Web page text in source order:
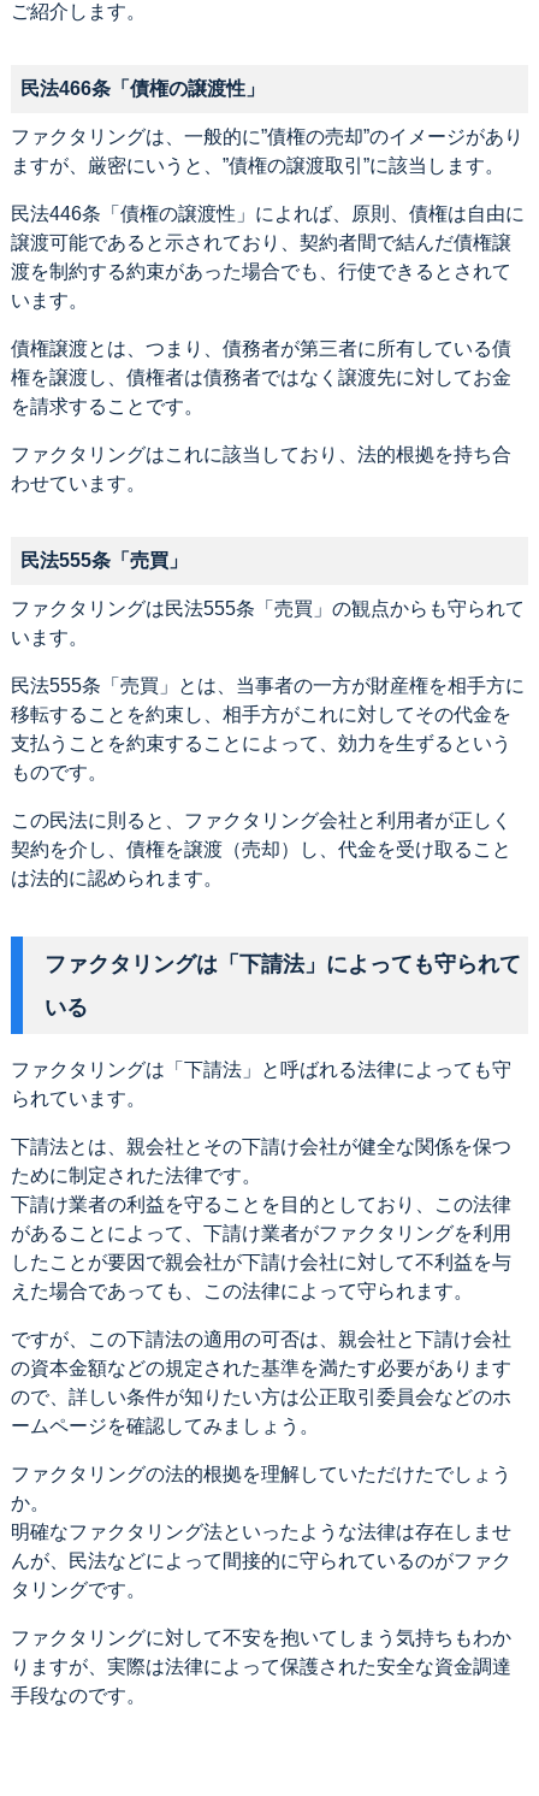
ご紹介します。
民法466条「債権の譲渡性」
ファクタリングは、一般的に”債権の売却”のイメージがあり
ますが、厳密にいうと、”債権の譲渡取引”に該当します。
民法446条「債権の譲渡性」によれば、原則、債権は自由に
譲渡可能であると示されており、契約者間で結んだ債権譲
渡を制約する約束があった場合でも、行使できるとされて
います。
債権譲渡とは、つまり、債務者が第三者に所有している債
権を譲渡し、債権者は債務者ではなく譲渡先に対してお金
を請求することです。
ファクタリングはこれに該当しており、法的根拠を持ち合
わせています。
民法555条「売買」
ファクタリングは民法555条「売買」の観点からも守られて
います。
民法555条「売買」とは、当事者の一方が財産権を相手方に
移転することを約束し、相手方がこれに対してその代金を
支払うことを約束することによって、効力を生ずるという
ものです。
この民法に則ると、ファクタリング会社と利用者が正しく
契約を介し、債権を譲渡（売却）し、代金を受け取ること
は法的に認められます。
ファクタリングは「下請法」によっても守られて
いる
ファクタリングは「下請法」と呼ばれる法律によっても守
られています。
下請法とは、親会社とその下請け会社が健全な関係を保つ
ために制定された法律です。
下請け業者の利益を守ることを目的としており、この法律
があることによって、下請け業者がファクタリングを利用
したことが要因で親会社が下請け会社に対して不利益を与
えた場合であっても、この法律によって守られます。
ですが、この下請法の適用の可否は、親会社と下請け会社
の資本金額などの規定された基準を満たす必要があります
ので、詳しい条件が知りたい方は公正取引委員会などのホ
ームページを確認してみましょう。
ファクタリングの法的根拠を理解していただけたでしょう
か。
明確なファクタリング法といったような法律は存在しませ
んが、民法などによって間接的に守られているのがファク
タリングです。
ファクタリングに対して不安を抱いてしまう気持ちもわか
りますが、実際は法律によって保護された安全な資金調達
手段なのです。